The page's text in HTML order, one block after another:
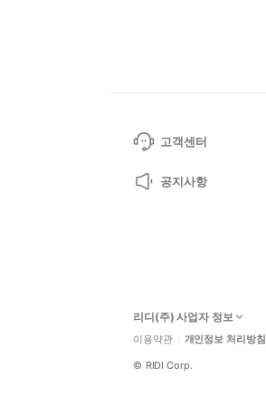
고객센터
공지사항
리디(주) 사업자 정보
이용약관 개인정보 처리방침
© RIDI Corp.